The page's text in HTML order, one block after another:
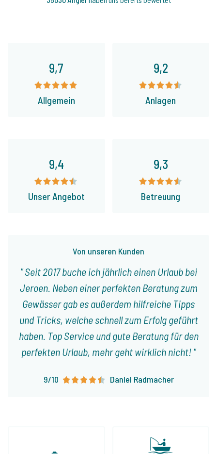
9,7
Allgemein
9,2
Anlagen
Von unseren Kunden
Seit 2017 buche ich jährlich einen Urlaub bei
Jeroen. Neben einer perfekten Beratung zum
Gewässer gab es außerdem hilfreiche Tipps
und Tricks, welche schnell zum Erfolg geführt
haben. Top Service und gute Beratung für den
perfekten Urlaub, mehr geht wirklich nicht!
9/10 Daniel Radmacher
9,4
Unser Angebot
9,3
Betreuung